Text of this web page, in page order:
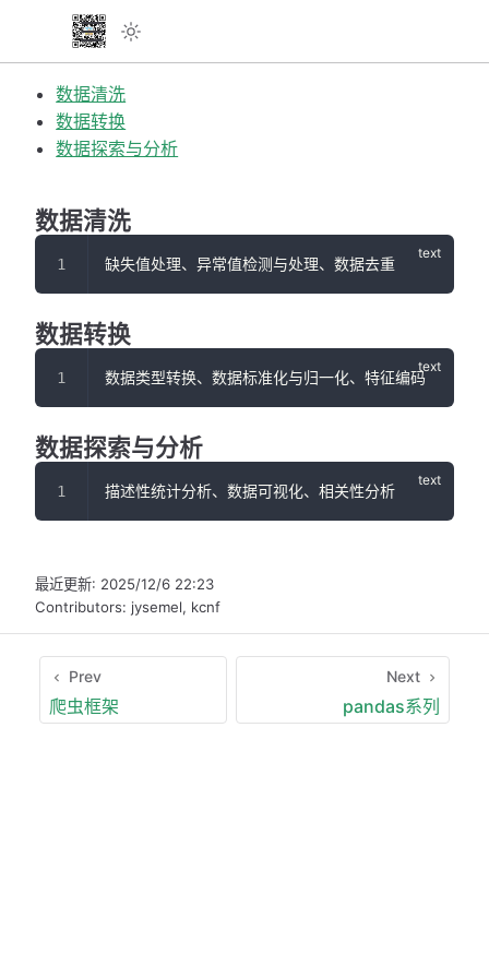
数据清洗
数据转换
数据探索与分析
数据清洗
缺失值处理、异常值检测与处理、数据去重
数据转换
数据类型转换、数据标准化与归一化、特征编码
数据探索与分析
描述性统计分析、数据可视化、相关性分析
最近更新: 2025/12/6 22:23
Contributors: jysemel, kcnf
Prev
爬虫框架
Next
pandas系列